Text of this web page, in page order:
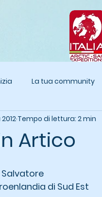
La tua community
Artico
Tempo di lettura: 2 min
Salvatore
di Sud Est